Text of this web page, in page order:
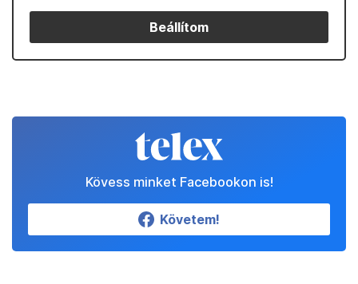
Beállítom
Kövess minket Facebookon is!
Követem!